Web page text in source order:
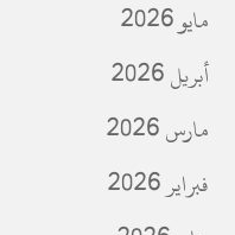
مايو 2026
أبريل 2026
مارس 2026
فبراير 2026